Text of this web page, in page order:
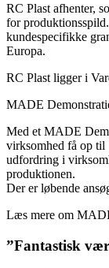
RC Plast afhenter,
for
kundespecifikke
Europa.
RC Plast ligger i
MADE
Med et MADE
virksomhed få op til
udfordring i
produktionen.
Der er løbende
Læs mere om
”Fantastisk